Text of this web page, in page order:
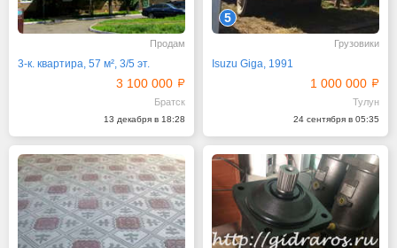
Продам
3-к. квартира, 57 м², 3/5 эт.
3 100 000
Братск
13 декабря в 18:28
5
Грузовики
Isuzu Giga, 1991
1 000 000
Тулун
24 сентября в 05:35